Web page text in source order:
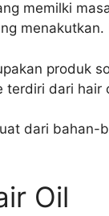
memilki
produk
terdiri dari hair
dari bahan-
Oil